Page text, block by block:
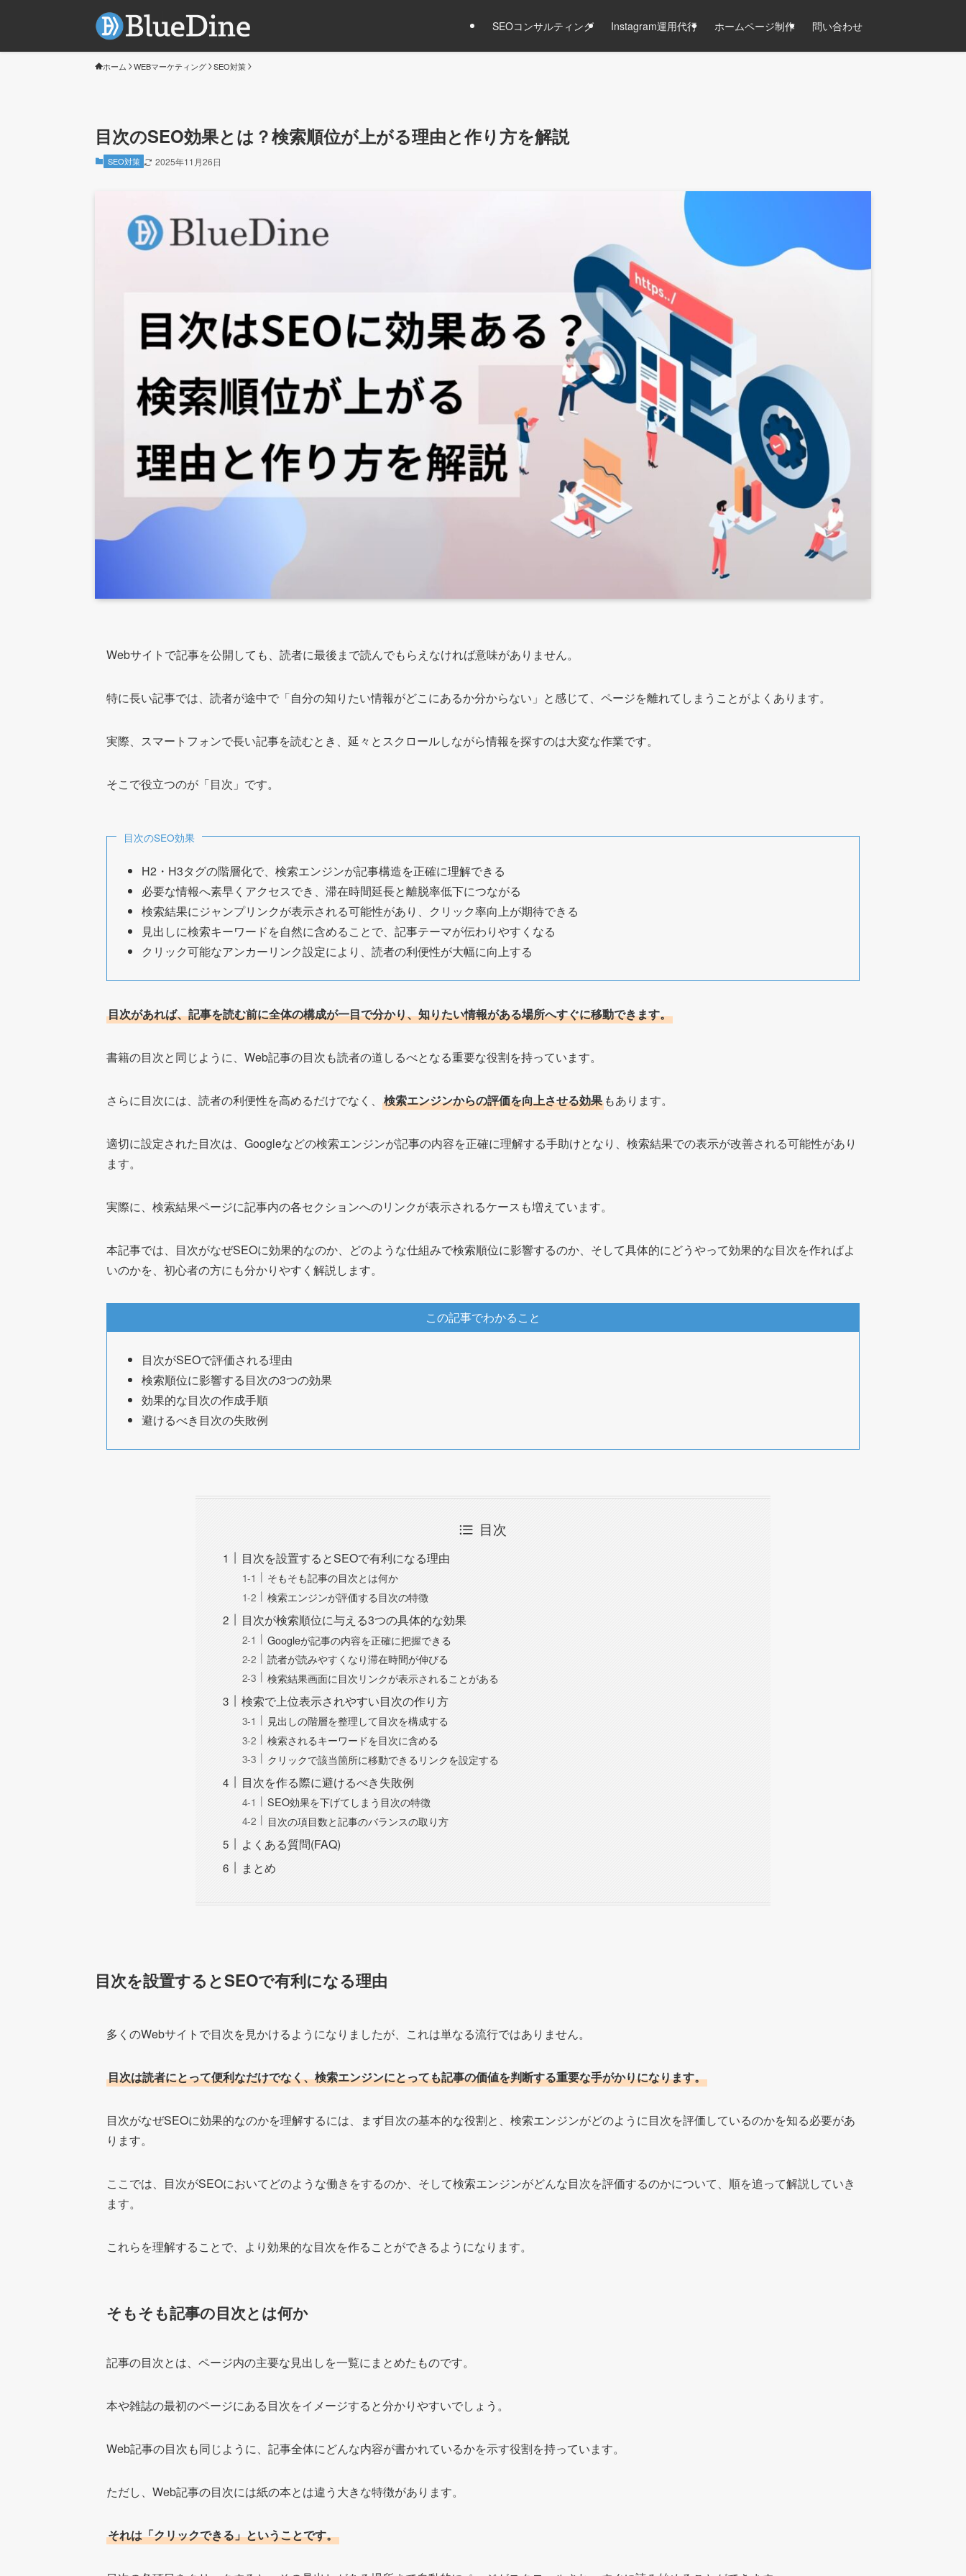
SEOコンサルティング Instagram運用代行 ホームページ制作 問い合わせ
ホーム WEBマーケティング SEO対策
目次のSEO効果とは？検索順位が上がる理由と作り方を解説
SEO対策 2025年11月26日
Webサイトで記事を公開しても、読者に最後まで読んでもらえなければ意味がありません。
特に長い記事では、読者が途中で「自分の知りたい情報がどこにあるか分からない」と感じて、ページを離れてしまうことがよくあります。
実際、スマートフォンで長い記事を読むとき、延々とスクロールしながら情報を探すのは大変な作業です。
そこで役立つのが「目次」です。
目次のSEO効果
H2・H3タグの階層化で、検索エンジンが記事構造を正確に理解できる
必要な情報へ素早くアクセスでき、滞在時間延長と離脱率低下につながる
検索結果にジャンプリンクが表示される可能性があり、クリック率向上が期待できる
見出しに検索キーワードを自然に含めることで、記事テーマが伝わりやすくなる
クリック可能なアンカーリンク設定により、読者の利便性が大幅に向上する
目次があれば、記事を読む前に全体の構成が一目で分かり、知りたい情報がある場所へすぐに移動できます。
書籍の目次と同じように、Web記事の目次も読者の道しるべとなる重要な役割を持っています。
さらに目次には、読者の利便性を高めるだけでなく、 検索エンジンからの評価を向上させる効果 もあります。
適切に設定された目次は、Googleなどの検索エンジンが記事の内容を正確に理解する手助けとなり、検索結果での表示が改善される可能性があり
ます。
実際に、検索結果ページに記事内の各セクションへのリンクが表示されるケースも増えています。
本記事では、目次がなぜSEOに効果的なのか、どのような仕組みで検索順位に影響するのか、そして具体的にどうやって効果的な目次を作ればよ
いのかを、初心者の方にも分かりやすく解説します。
この記事でわかること
目次がSEOで評価される理由
検索順位に影響する目次の3つの効果
効果的な目次の作成手順
避けるべき目次の失敗例
目次
目次を設置するとSEOで有利になる理由
そもそも記事の目次とは何か
検索エンジンが評価する目次の特徴
目次が検索順位に与える3つの具体的な効果
Googleが記事の内容を正確に把握できる
読者が読みやすくなり滞在時間が伸びる
検索結果画面に目次リンクが表示されることがある
検索で上位表示されやすい目次の作り方
見出しの階層を整理して目次を構成する
検索されるキーワードを目次に含める
クリックで該当箇所に移動できるリンクを設定する
目次を作る際に避けるべき失敗例
SEO効果を下げてしまう目次の特徴
目次の項目数と記事のバランスの取り方
よくある質問(FAQ)
まとめ
目次を設置するとSEOで有利になる理由
多くのWebサイトで目次を見かけるようになりましたが、これは単なる流行ではありません。
目次は読者にとって便利なだけでなく、検索エンジンにとっても記事の価値を判断する重要な手がかりになります。
目次がなぜSEOに効果的なのかを理解するには、まず目次の基本的な役割と、検索エンジンがどのように目次を評価しているのかを知る必要があ
ります。
ここでは、目次がSEOにおいてどのような働きをするのか、そして検索エンジンがどんな目次を評価するのかについて、順を追って解説していき
ます。
これらを理解することで、より効果的な目次を作ることができるようになります。
そもそも記事の目次とは何か
記事の目次とは、ページ内の主要な見出しを一覧にまとめたものです。
本や雑誌の最初のページにある目次をイメージすると分かりやすいでしょう。
Web記事の目次も同じように、記事全体にどんな内容が書かれているかを示す役割を持っています。
ただし、Web記事の目次には紙の本とは違う大きな特徴があります。
それは「クリックできる」ということです。